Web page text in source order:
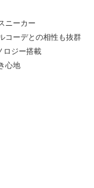
ニーカー
コーデとの相性も抜群
ロジー搭載
心地